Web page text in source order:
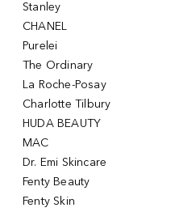
Stanley
CHANEL
Purelei
The Ordinary
La Roche-Posay
Charlotte Tilbury
HUDA BEAUTY
MAC
Dr. Emi Skincare
Fenty Beauty
Fenty Skin